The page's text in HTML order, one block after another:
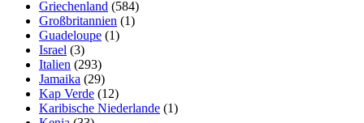
Griechenland (584)
Großbritannien (1)
Guadeloupe (1)
Israel (3)
Italien (293)
Jamaika (29)
Kap Verde (12)
Karibische Niederlande (1)